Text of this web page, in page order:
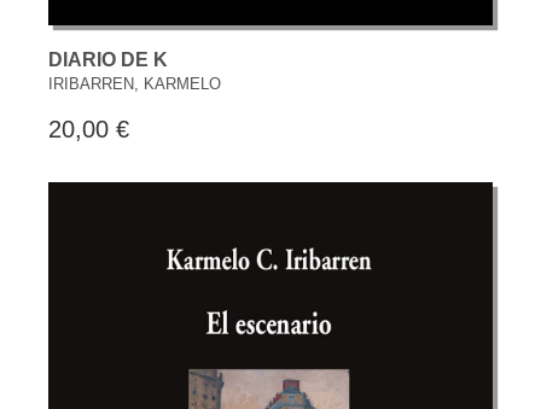
DIARIO DE K
IRIBARREN, KARMELO
20,00 €